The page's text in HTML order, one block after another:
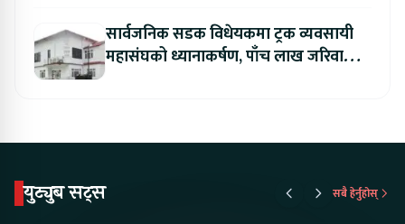
सार्वजनिक सडक विधेयकमा ट्रक व्यवसायी
महासंघको ध्यानाकर्षण, पाँच लाख जरिवाना
युट्युब सट्स सबै हेर्नुहोस्